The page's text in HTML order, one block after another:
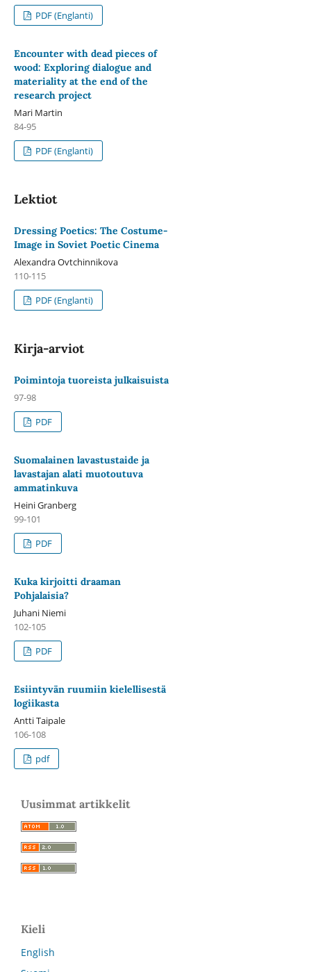
PDF (Englanti)
Encounter with dead pieces of
wood: Exploring dialogue and
materiality at the end of the
research project
Mari Martin
84-95
PDF (Englanti)
Lektiot
Dressing Poetics: The Costume-
Image in Soviet Poetic Cinema
Alexandra Ovtchinnikova
110-115
PDF (Englanti)
Kirja-arviot
Poimintoja tuoreista julkaisuista
97-98
PDF
Suomalainen lavastustaide ja
lavastajan alati muotoutuva
ammatinkuva
Heini Granberg
99-101
PDF
Kuka kirjoitti draaman
Pohjalaisia?
Juhani Niemi
102-105
PDF
Esiintyvän ruumiin kielellisestä
logiikasta
Antti Taipale
106-108
pdf
Uusimmat artikkelit
Kieli
English